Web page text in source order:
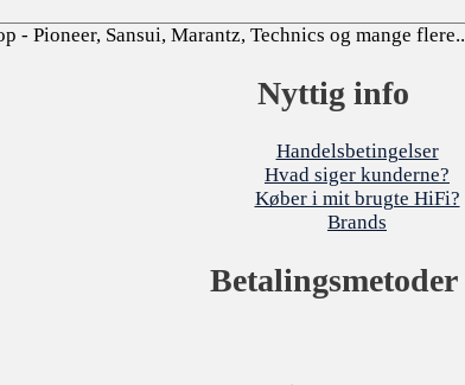
- Pioneer, Sansui, Marantz, Technics og mange flere..
Nyttig info
Handelsbetingelser
Hvad siger kunderne?
Køber i mit brugte HiFi?
Brands
Betalingsmetoder